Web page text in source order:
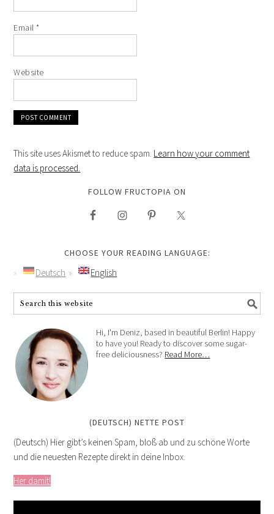
Email*
Website
This site uses Akismet to reduce spam. Learn how your comment
data is processed.
FOLLOW FRUCTOPIA ON
CHOOSE YOUR READING LANGUAGE:
Deutsch English
Hi, I'm Deniz, based in beautiful Berlin! Happy
to have you! Ready to discover some sugar-
free deliciousness? Read More…
(DEUTSCH) NETTE POST
(Deutsch) Hier gibt’s keinen Spam, bloß ab und zu schöne Worte
und die neuesten Rezepte direkt in deine Inbox.
Her damit!